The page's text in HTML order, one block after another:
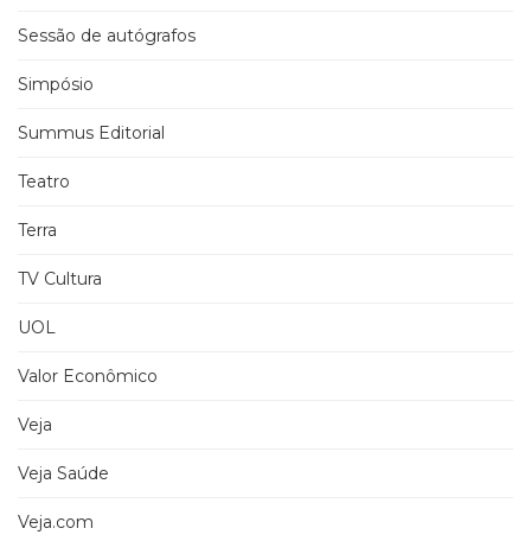
Sessão de autógrafos
Simpósio
Summus Editorial
Teatro
Terra
TV Cultura
UOL
Valor Econômico
Veja
Veja Saúde
Veja.com